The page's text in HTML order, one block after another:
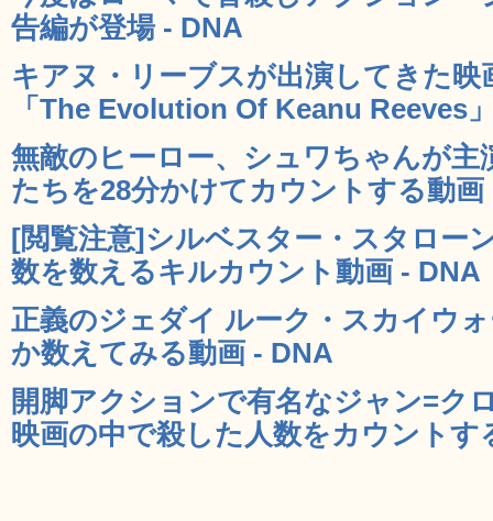
告編が登場 - DNA
キアヌ・リーブスが出演してきた映
「The Evolution Of Keanu Reeves
無敵のヒーロー、シュワちゃんが主
たちを28分かけてカウントする動画
[閲覧注意]シルベスター・スタロー
数を数えるキルカウント動画 - DNA
正義のジェダイ ルーク・スカイウ
か数えてみる動画 - DNA
開脚アクションで有名なジャン=ク
映画の中で殺した人数をカウントす